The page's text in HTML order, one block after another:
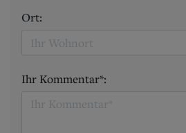
Ort:
Ihr Kommentar*: